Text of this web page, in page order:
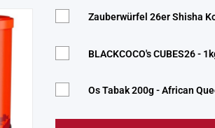
Zauberwürfel 26er Shisha
BLACKCOCO's CUBES26 -
Os Tabak 200g - African